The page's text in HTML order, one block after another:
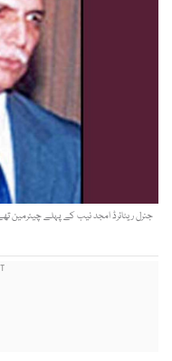
جنرل ریٹائرڈ امجد نیب کے پہلے چیئرمین